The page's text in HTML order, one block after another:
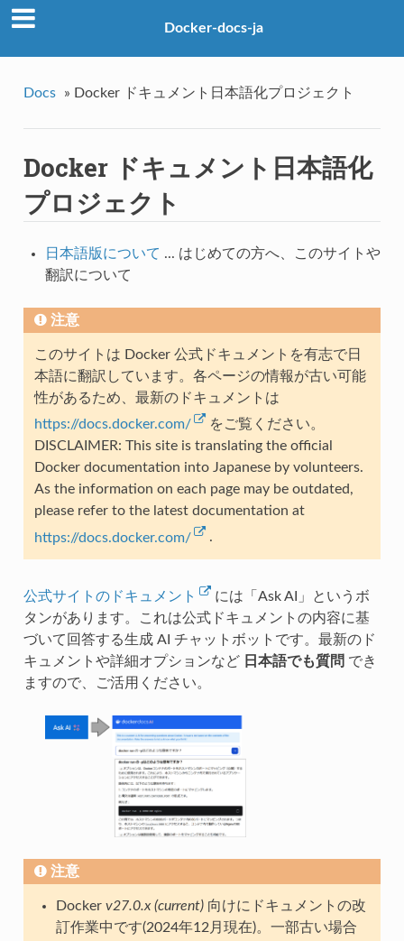
Docker-docs-ja
Docs » Docker ドキュメント日本語化プロジェクト
Docker ドキュメント日本語化
プロジェクト
日本語版について ... はじめての方へ、このサイトや
翻訳について
注意
このサイトは Docker 公式ドキュメントを有志で日
本語に翻訳しています。各ページの情報が古い可能
性があるため、最新のドキュメントは
https://docs.docker.com/
をご覧ください。
DISCLAIMER: This site is translating the official
Docker documentation into Japanese by volunteers.
As the information on each page may be outdated,
please refer to the latest documentation at
https://docs.docker.com/
.
公式サイトのドキュメント
には「Ask AI」というボ
タンがあります。これは公式ドキュメントの内容に基
づいて回答する生成 AI チャットボットです。最新のド
キュメントや詳細オプションなど 日本語でも質問 でき
ますので、ご活用ください。
注意
Docker v27.0.x (current)向けにドキュメントの改
訂作業中です(2024年12月現在)。一部古い場合